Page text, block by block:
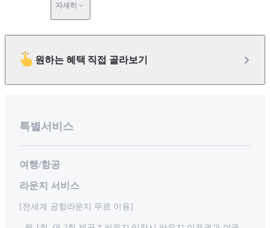
자세히
원하는 혜택 직접 골라보기
특별서비스
여행/항공
라운지 서비스
[전세계 공항라운지 무료 이용]